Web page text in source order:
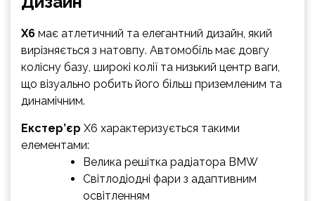
X6 має атлетичний та елегантний дизайн, який
вирізняється з натовпу. Автомобіль має довгу
колісну базу, широкі колії та низький центр ваги,
що візуально робить його більш приземленим та
динамічним.
Екстер’єр X6 характеризується такими
елементами:
Велика решітка радіатора BMW
Світлодіодні фари з адаптивним
освітленням